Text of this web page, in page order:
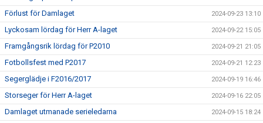
Förlust för Damlaget 2024-09-23 13:10
Lyckosam lördag för Herr A-laget 2024-09-22 15:05
Framgångsrik lördag för P2010 2024-09-21 21:05
Fotbollsfest med P2017 2024-09-21 12:23
Segerglädje i F2016/2017 2024-09-19 16:46
Storseger för Herr A-laget 2024-09-16 22:05
Damlaget utmanade serieledarna 2024-09-15 18:24